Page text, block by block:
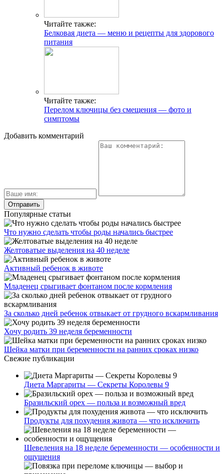
Читайте также:
Белковая диета — меню и рецепты для здорового
питания
Читайте также:
Перелом ключицы без смещения — фото и
симптомы
Добавить комментарий
Популярные статьи
Что нужно сделать чтобы роды начались быстрее
Желтоватые выделения на 40 неделе
Активный ребенок в животе
Младенец срыгивает фонтаном после кормления
За сколько дней ребенок отвыкает от грудного вскармливания
Хочу родить 39 неделя беременности
Шейка матки при беременности на ранних сроках низко
Свежие публикации
Диета Маргариты — Секреты Королевы 9
Бразильский орех — польза и возможный вред
Продукты для похудения живота — что исключить
Шевеления на 18 неделе беременности — особенности и
ощущения